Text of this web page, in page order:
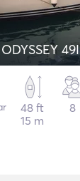
49I
48 ft
15 m
8